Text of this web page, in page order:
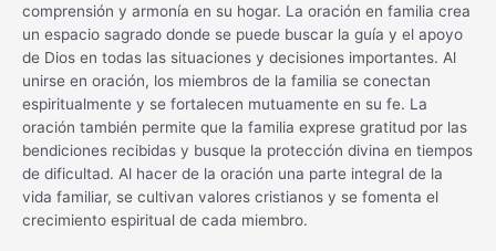
comprensión y armonía en su hogar. La oración en familia crea
un espacio sagrado donde se puede buscar la guía y el apoyo
de Dios en todas las situaciones y decisiones importantes. Al
unirse en oración, los miembros de la familia se conectan
espiritualmente y se fortalecen mutuamente en su fe. La
oración también permite que la familia exprese gratitud por las
bendiciones recibidas y busque la protección divina en tiempos
de dificultad. Al hacer de la oración una parte integral de la
vida familiar, se cultivan valores cristianos y se fomenta el
crecimiento espiritual de cada miembro.